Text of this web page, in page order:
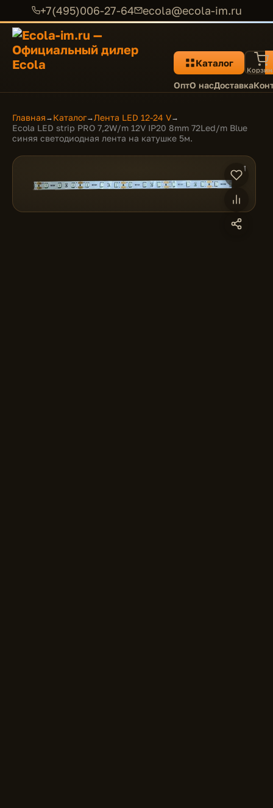
+7(495)006-27-64 ecola@ecola-im.ru
Каталог
ОптО насДоставка
Главная → Каталог→Лента LED 12-24 V→
Ecola LED strip PRO 7,2W/m 12V IP20 8mm 72Led/m Blue
синяя светодиодная лента на катушке 5м.